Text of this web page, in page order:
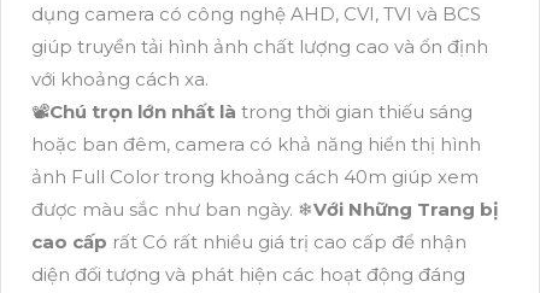
dụng camera có công nghệ AHD, CVI, TVI và BCS
giúp truyền tải hình ảnh chất lượng cao và ổn định
với khoảng cách xa.
📽Chú trọn lớn nhất là trong thời gian thiếu sáng
hoặc ban đêm, camera có khả năng hiển thị hình
ảnh Full Color trong khoảng cách 40m giúp xem
được màu sắc như ban ngày. ❄Với Những Trang bị
cao cấp rất Có rất nhiều giá trị cao cấp để nhận
diện đối tượng và phát hiện các hoạt động đáng